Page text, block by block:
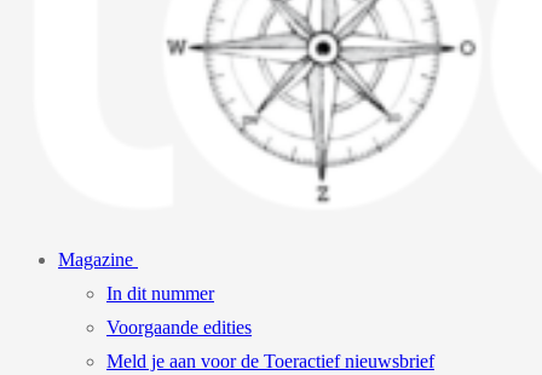
Magazine
In dit nummer
Voorgaande edities
Meld je aan voor de Toeractief nieuwsbrief